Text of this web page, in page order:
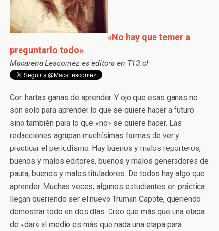
«No hay que temer a
preguntarlo todo»
Macarena Lescornez es editora en T13.cl
Con hartas ganas de aprender. Y ojo que esas ganas no
son solo para aprender lo que se quiere hacer a futuro
sino también para lo que «no» se quiere hacer. Las
redacciones agrupan muchísimas formas de ver y
practicar el periodismo. Hay buenos y malos reporteros,
buenos y malos editores, buenos y malos generadores de
pauta, buenos y malos tituladores. De todos hay algo que
aprender. Muchas veces, algunos estudiantes en práctica
llegan queriendo ser el nuevo Truman Capote, queriendo
demostrar todo en dos días. Creo que más que una etapa
de «dar» al medio es más que nada una etapa para